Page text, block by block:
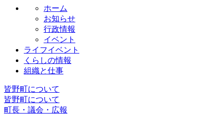
ホーム
お知らせ
行政情報
イベント
ライフイベント
くらしの情報
組織と仕事
皆野町について
皆野町について
町長・議会・広報